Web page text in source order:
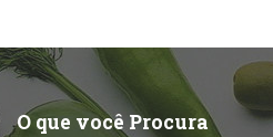
O que você Procura